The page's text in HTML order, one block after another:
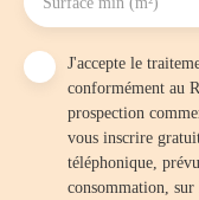
J'accepte le
conformément au
prospection
vous inscrire
téléphonique,
consommation,